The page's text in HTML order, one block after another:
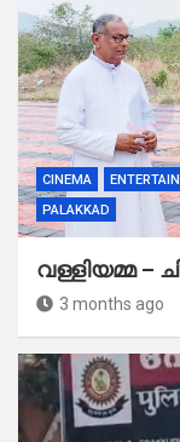
CINEMA
PALAKKAD
വള്ളിയമ്മ –
3 months ago